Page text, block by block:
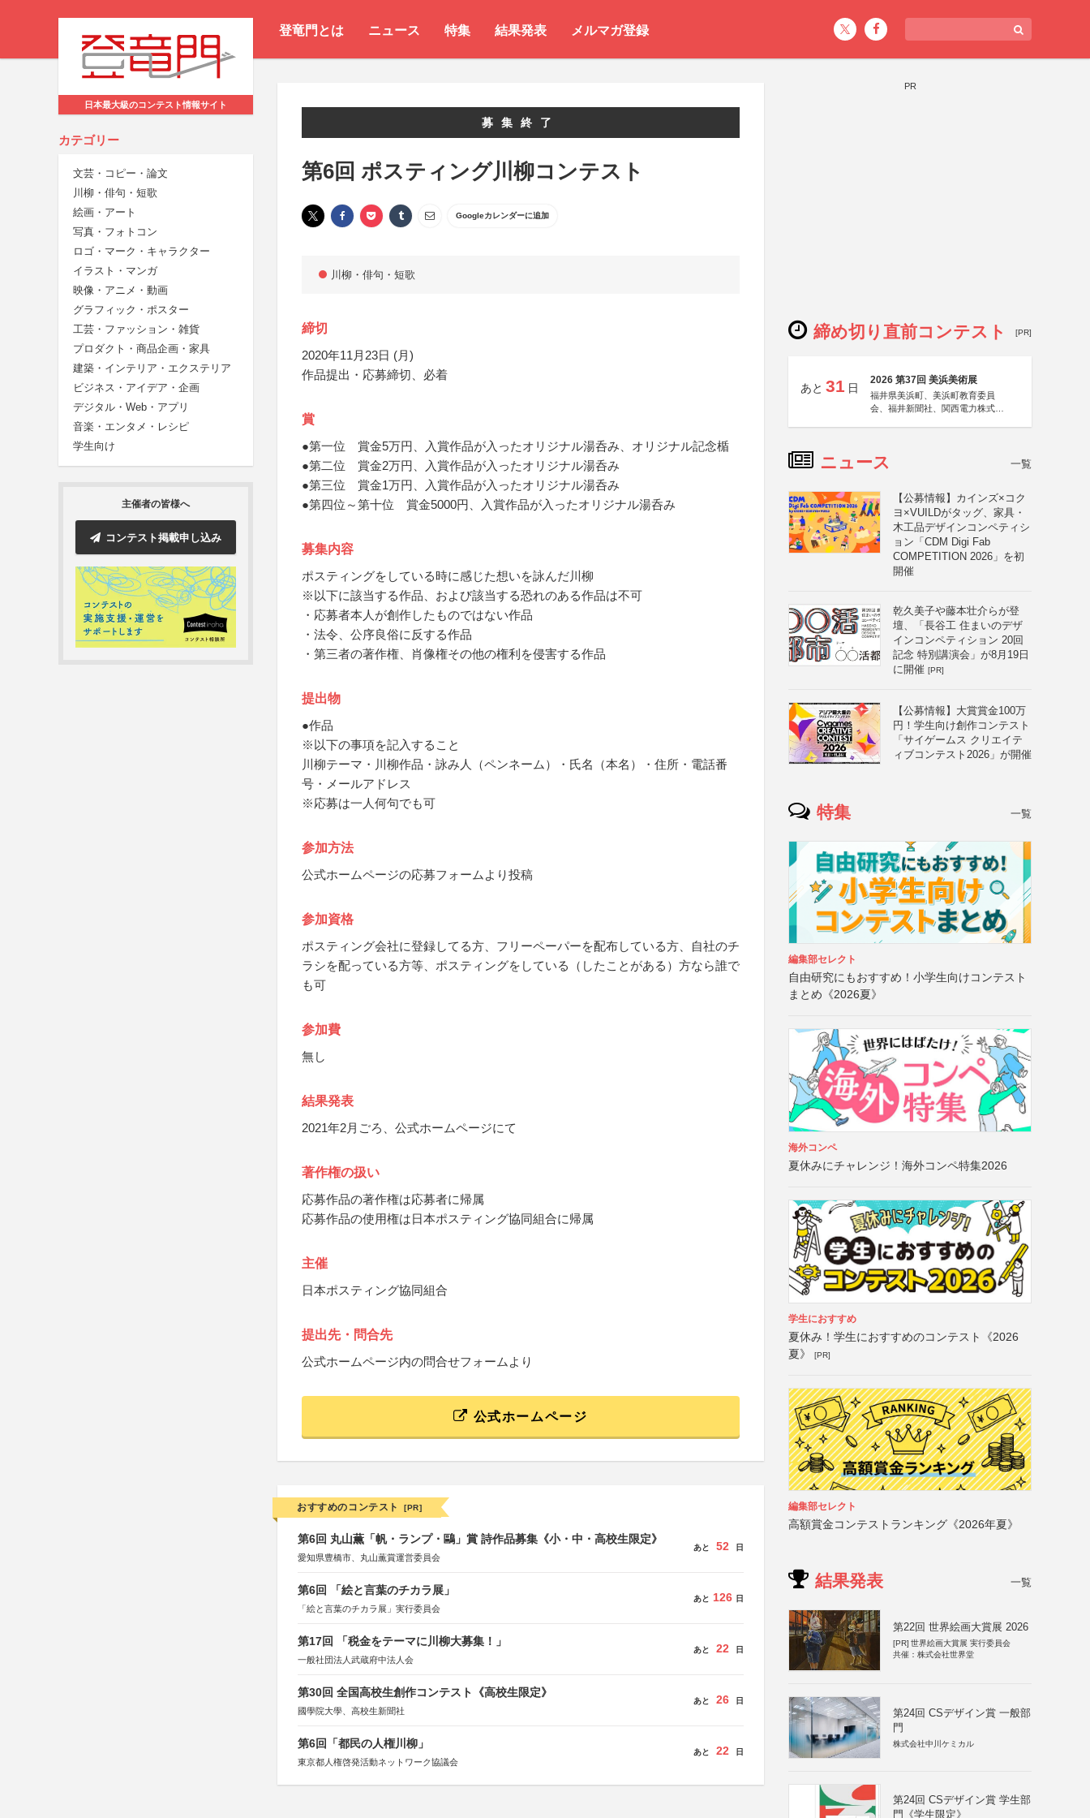
登竜門とは ニュース 特集 結果発表 メルマガ登録
日本最大級のコンテスト情報サイト
カテゴリー
文芸・コピー・論文
川柳・俳句・短歌
絵画・アート
写真・フォトコン
ロゴ・マーク・キャラクター
イラスト・マンガ
映像・アニメ・動画
グラフィック・ポスター
工芸・ファッション・雑貨
プロダクト・商品企画・家具
建築・インテリア・エクステリア
ビジネス・アイデア・企画
デジタル・Web・アプリ
音楽・エンタメ・レシピ
学生向け
主催者の皆様へ
コンテスト掲載申し込み
募集終了
第6回 ポスティング川柳コンテスト
Googleカレンダーに追加
川柳・俳句・短歌
締切
2020年11月23日 (月)
作品提出・応募締切、必着
賞
●第一位 賞金5万円、入賞作品が入ったオリジナル湯呑み、オリジナル記念楯
●第二位 賞金2万円、入賞作品が入ったオリジナル湯呑み
●第三位 賞金1万円、入賞作品が入ったオリジナル湯呑み
●第四位～第十位 賞金5000円、入賞作品が入ったオリジナル湯呑み
募集内容
ポスティングをしている時に感じた想いを詠んだ川柳
※以下に該当する作品、および該当する恐れのある作品は不可
・応募者本人が創作したものではない作品
・法令、公序良俗に反する作品
・第三者の著作権、肖像権その他の権利を侵害する作品
提出物
●作品
※以下の事項を記入すること
川柳テーマ・川柳作品・詠み人（ペンネーム）・氏名（本名）・住所・電話番
号・メールアドレス
※応募は一人何句でも可
参加方法
公式ホームページの応募フォームより投稿
参加資格
ポスティング会社に登録してる方、フリーペーパーを配布している方、自社のチ
ラシを配っている方等、ポスティングをしている（したことがある）方なら誰で
も可
参加費
無し
結果発表
2021年2月ごろ、公式ホームページにて
著作権の扱い
応募作品の著作権は応募者に帰属
応募作品の使用権は日本ポスティング協同組合に帰属
主催
日本ポスティング協同組合
提出先・問合先
公式ホームページ内の問合せフォームより
公式ホームページ
おすすめのコンテスト [PR]
第6回 丸山薫「帆・ランプ・鷗」賞 詩作品募集《小・中・高校生限定》
愛知県豊橋市、丸山薫賞運営委員会
あと 52 日
第6回 「絵と言葉のチカラ展」
「絵と言葉のチカラ展」実行委員会
あと 126 日
第17回 「税金をテーマに川柳大募集！」
一般社団法人武蔵府中法人会
あと 22 日
第30回 全国高校生創作コンテスト《高校生限定》
國學院大學、高校生新聞社
あと 26 日
第6回「都民の人権川柳」
東京都人権啓発活動ネットワーク協議会
あと 22 日
PR
締め切り直前コンテスト [PR]
あと 31 日
2026 第37回 美浜美術展
福井県美浜町、美浜町教育委員
会、福井新聞社、関西電力株式会
ニュース 一覧
【公募情報】カインズ×コク
ヨ×VUILDがタッグ、家具・
木工品デザインコンペティシ
ョン「CDM Digi Fab
COMPETITION 2026」を初
開催
乾久美子や藤本壮介らが登
壇、「長谷工 住まいのデザ
インコンペティション 20回
記念 特別講演会」が8月19日
に開催 [PR]
【公募情報】大賞賞金100万
円！学生向け創作コンテスト
「サイゲームス クリエイテ
ィブコンテスト2026」が開催
特集 一覧
編集部セレクト
自由研究にもおすすめ！小学生向けコンテスト
まとめ《2026夏》
海外コンペ
夏休みにチャレンジ！海外コンペ特集2026
学生におすすめ
夏休み！学生におすすめのコンテスト《2026
夏》
[PR]
編集部セレクト
高額賞金コンテストランキング《2026年夏》
結果発表 一覧
第22回 世界絵画大賞展 2026
[PR] 世界絵画大賞展 実行委員会
共催：株式会社世界堂
第24回 CSデザイン賞 一般部
門
株式会社中川ケミカル
第24回 CSデザイン賞 学生部
門《学生限定》